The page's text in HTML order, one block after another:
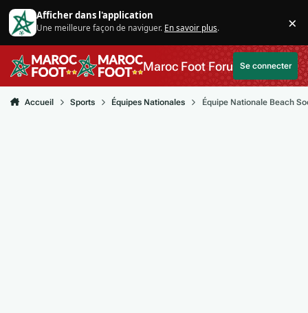
Aller au contenu
Afficher dans l'application
Une meilleure façon de naviguer. En savoir plus. ×
Maroc Foot ForumSe connecter
Accueil Sports Équipes Nationales Équipe Nationale Beach